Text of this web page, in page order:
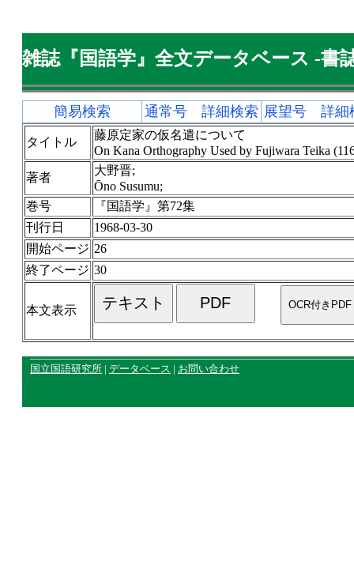
雑誌『国語学』全文データベース -書
簡易検索 通常号 詳細検索 展望号 詳細
タイトル
藤原定家の仮名遣について
On Kana Orthography Used by Fujiwara Teika
著者
大野晋;
Ōno Susumu;
巻号
『国語学』第72集
刊行日
1968-03-30
開始ページ 26
終了ページ 30
本文表示
国立国語研究所 | データベース | お問い合わせ